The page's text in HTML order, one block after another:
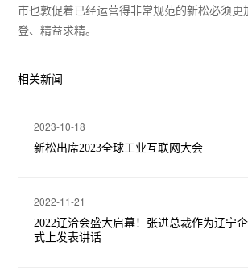
市也敦促着已经运营得非常规范的新松必须更
登、精益求精。
相关新闻
2023-10-18
新松出席2023全球工业互联网大会
2022-11-21
2022辽洽会盛大启幕！张进总裁作为辽宁
式上发表讲话